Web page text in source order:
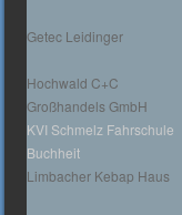
Getec Leidinger
Hochwald C+C
Großhandels GmbH
KVI Schmelz Fahrschule
Buchheit
Limbacher Kebap Haus